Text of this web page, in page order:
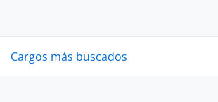
Cargos más buscados